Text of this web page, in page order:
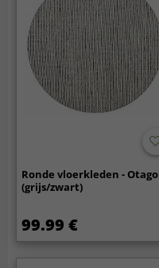
Ronde vloerkleden - Otago
(grijs/zwart)
99.99 €